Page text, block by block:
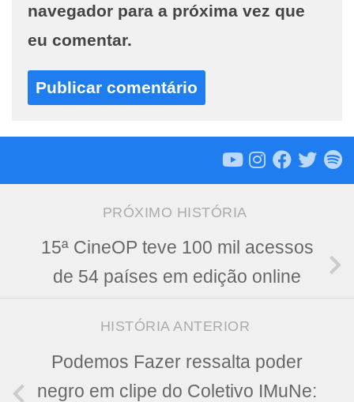
navegador para a próxima vez que
eu comentar.
PRÓXIMO HISTÓRIA
15ª CineOP teve 100 mil acessos
de 54 países em edição online
HISTÓRIA ANTERIOR
Podemos Fazer ressalta poder
negro em clipe do Coletivo IMuNe: